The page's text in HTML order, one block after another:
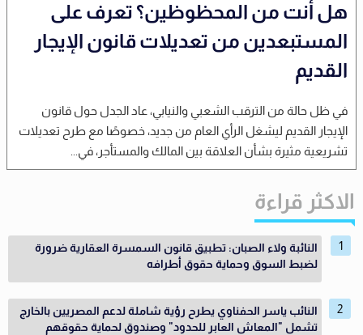
هل أنت من المحظوظين؟ تعرف على
المستبعدين من تعديلات قانون الإيجار
القديم
في ظل حالة من الترقب الشعبي والنيابي، عاد الجدل حول قانون
الإيجار القديم ليشغل الرأي العام من جديد، خصوصًا مع طرح تعديلات
تشريعية مثيرة بشأن العلاقة بين المالك والمستأجر، في...
الاكثر قراءة
النائبة ولاء الصبان: تطبيق قانون السمسرة العقارية ضرورة
لضبط السوق وحماية حقوق أطرافه
النائب ياسر الحفناوي يطرح رؤية شاملة لدعم المصريين بالخارج
تشمل "المعاش العابر للحدود" وصندوق لحماية حقوقهم